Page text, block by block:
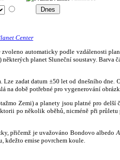
Center
automaticky podle vzdálenosti
planet Sluneční soustavy. Barva
zadat datum ±50 let od dnešního dne.
na době potřebné pro vygenerování
Zemi) a planety jsou platné pro
po několik oběhů, nicméně při
přičemž je uvažováno Bondovo albedo A
kdežto emise povrchem koule.